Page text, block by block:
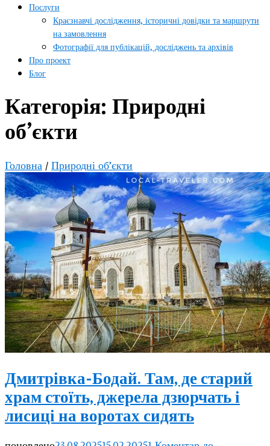
Послуги
Краєзнавчі дослідження, історичні довідки та маршрути
на замовлення
Фотографії для публікацій, досліджень та архівів
Про проект
Блог
Категорія: Природні
об’єкти
Головна / Природні об’єкти
Дмитрівка-Бодай. Там, де старий
храм стоїть, джерела дзюрчать і
лисиці на воротах сидять